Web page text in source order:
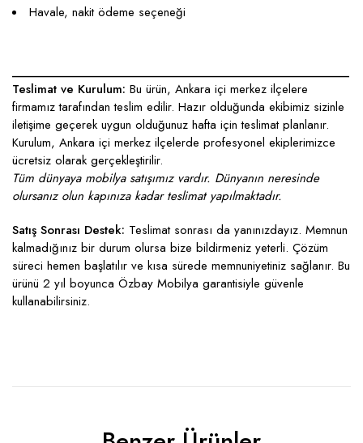
Havale, nakit ödeme seçeneği
____________________________________________________
Teslimat ve Kurulum: Bu ürün, Ankara içi merkez ilçelere
firmamız tarafından teslim edilir. Hazır olduğunda ekibimiz sizinle
iletişime geçerek uygun olduğunuz hafta için teslimat planlanır.
Kurulum, Ankara içi merkez ilçelerde profesyonel ekiplerimizce
ücretsiz olarak gerçekleştirilir.
Tüm dünyaya mobilya satışımız vardır. Dünyanın neresinde
olursanız olun kapınıza kadar teslimat yapılmaktadır.
Satış Sonrası Destek: Teslimat sonrası da yanınızdayız. Memnun
kalmadığınız bir durum olursa bize bildirmeniz yeterli. Çözüm
süreci hemen başlatılır ve kısa sürede memnuniyetiniz sağlanır. Bu
ürünü 2 yıl boyunca Özbay Mobilya garantisiyle güvenle
kullanabilirsiniz.